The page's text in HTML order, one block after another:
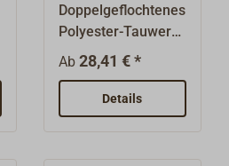
Auge
Doppelgeflochtenes
Polyester-Tauwerk
mit einem
Mantelgeflecht von
hoher Abrieb- und
UV-
Ab 28,41 € *
Details